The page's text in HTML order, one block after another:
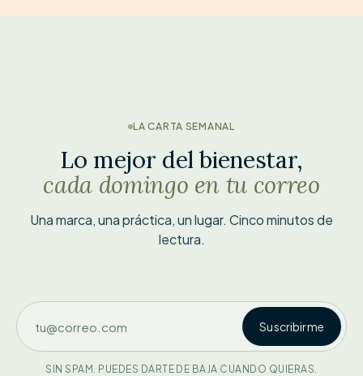
LA CARTA SEMANAL
Lo mejor del bienestar,
cada domingo en tu correo
Una marca, una práctica, un lugar. Cinco minutos de
lectura.
Suscribirme
SIN SPAM. PUEDES DARTE DE BAJA CUANDO QUIERAS.